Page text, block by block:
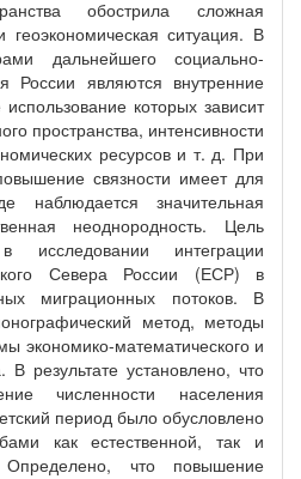
обострила сложная
геоэкономическая ситуация. В
дальнейшего социально-
России являются внутренние
которых зависит
пространства, интенсивности
ресурсов и т. д. При
связности имеет для
наблюдается значительная
неоднородность. Цель
исследовании интеграции
Севера России (ЕСР) в
миграционных потоков. В
метод, методы
экономико-математического и
В результате установлено, что
численности населения
период было обусловлено
как естественной, так и
что повышение